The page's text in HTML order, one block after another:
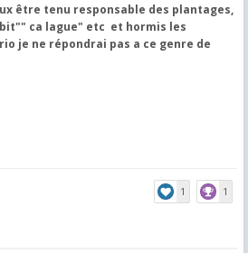
être tenu responsable des plantages,
ca lague" etc et hormis les
je ne répondrai pas a ce genre de
1 1